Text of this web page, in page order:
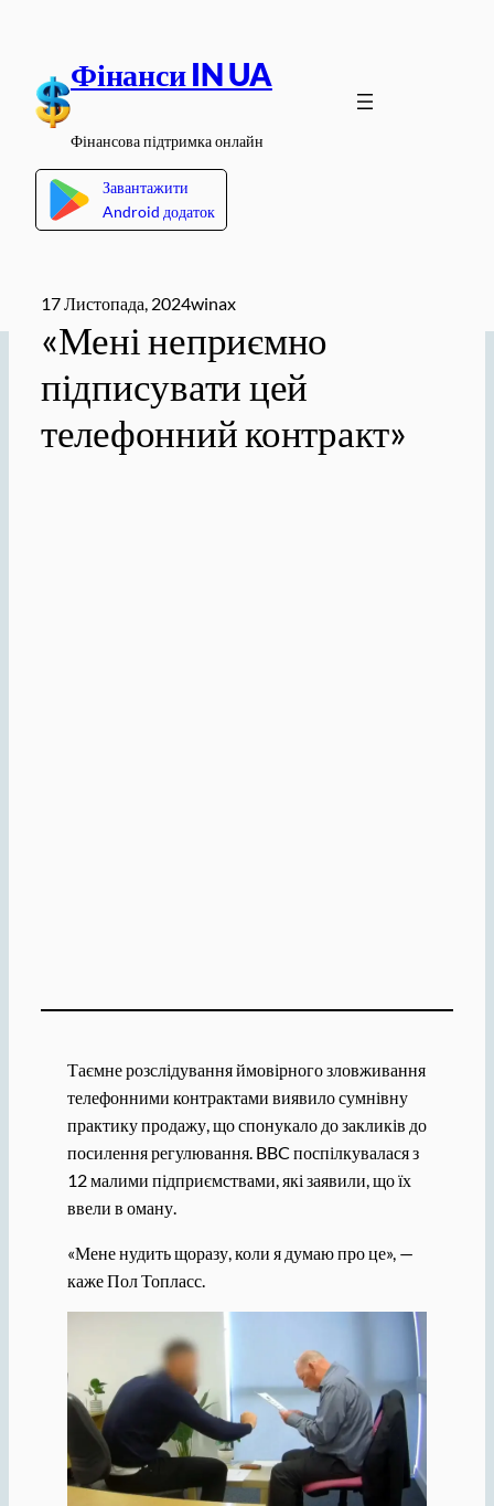
вмісту
Фінанси IN UA
Фінансова підтримка онлайн
Завантажити
Android додаток
17 Листопада, 2024winax
«Мені неприємно
підписувати цей
телефонний контракт»
Таємне розслідування ймовірного зловживання
телефонними контрактами виявило сумнівну
практику продажу, що спонукало до закликів до
посилення регулювання. BBC поспілкувалася з
12 малими підприємствами, які заявили, що їх
ввели в оману.
«Мене нудить щоразу, коли я думаю про це», —
каже Пол Топласс.